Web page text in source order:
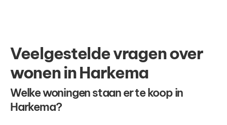
Veelgestelde vragen over
wonen in Harkema
Welke woningen staan er te koop in
Harkema?